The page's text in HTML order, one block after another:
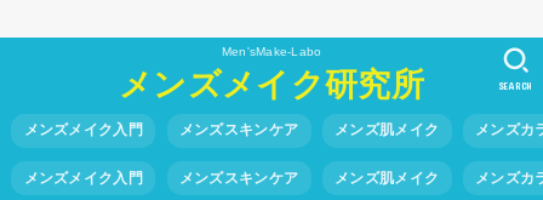
Men'sMake-Labo
メンズメイク研究所
メンズメイク入門 メンズスキンケア メンズ肌メイク メンズカ
メンズメイク入門 メンズスキンケア メンズ肌メイク メンズカ
SEARCH